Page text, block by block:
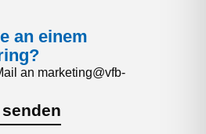
an einem
an marketing@vfb-